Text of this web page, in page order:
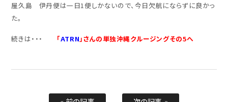
屋久島 伊丹便は一日1便しかないので、今日欠航にならずに良かっ
た。
続きは・・・ 「ATRN」さんの単独沖縄クルージングその5へ